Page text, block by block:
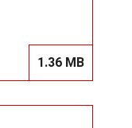
1.36 MB